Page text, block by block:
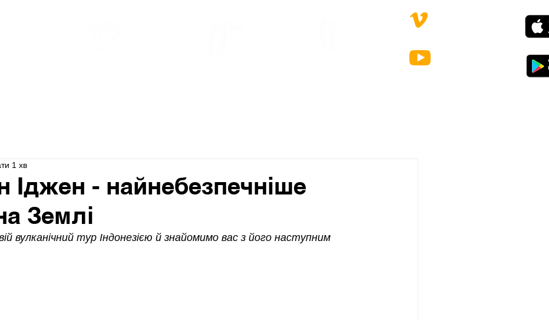
Іджен - найнебезпечніше
Землі
1 хв
вулканічний тур Індонезією й знайомимо вас з його наступним